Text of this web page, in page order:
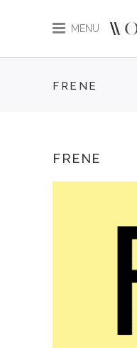
MENU
FRENE
FRENE